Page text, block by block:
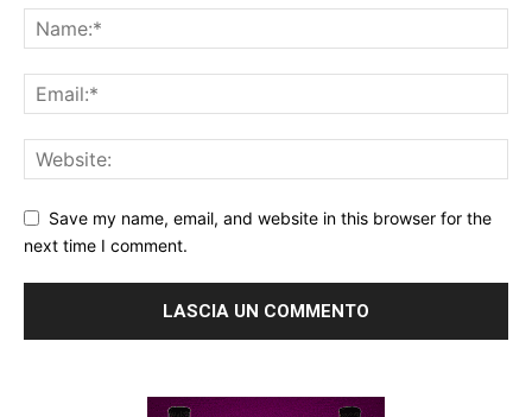
Save my name, email, and website in this browser for the
next time I comment.